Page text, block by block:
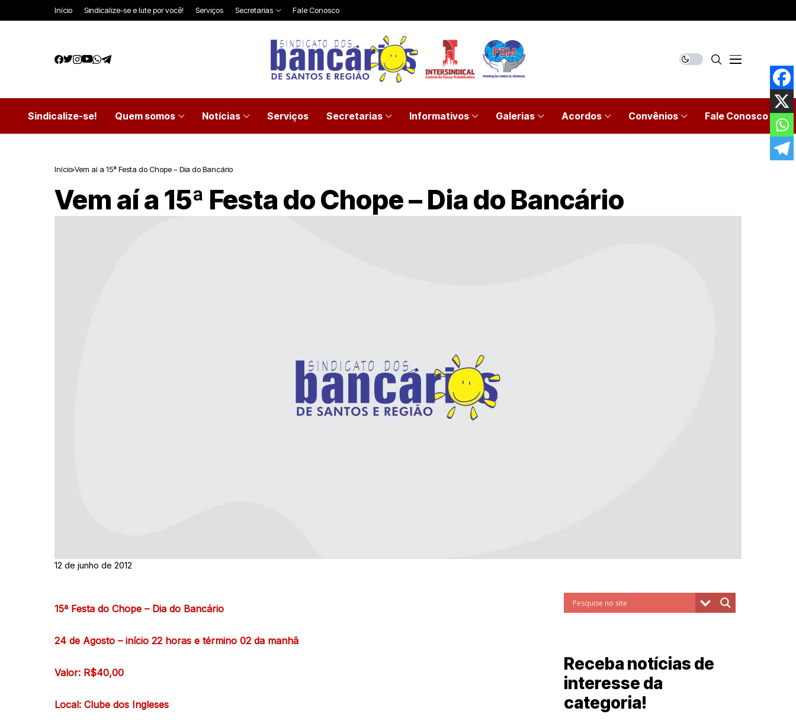
Início Sindicalize-se e lute por você! Serviços Secretarias Fale Conosco
Sindicalize-se! Quem somos Notícias Serviços Secretarias Informativos Galerias Acordos Convênios Fale Conosco
Início Vem aí a 15ª Festa do Chope – Dia do Bancário
Vem aí a 15ª Festa do Chope – Dia do Bancário
12 de junho de 2012
15ª Festa do Chope – Dia do Bancário
24 de Agosto – início 22 horas e término 02 da manhã
Valor: R$40,00
Local: Clube dos Ingleses
Receba notícias de
interesse da
categoria!